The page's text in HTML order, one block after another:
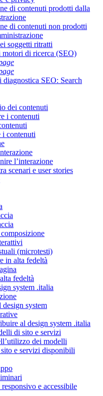
di contenuti prodotti dalla
di contenuti non prodotti
soggetti ritratti
di ricerca (SEO)
SEO: Search
dei contenuti
i contenuti
i contenuti
l’interazione
scenari e user stories
(microtesti)
in alta fedeltà
fedeltà
system .italia
system
al design system .italia
di sito e servizi
dei modelli
e servizi disponibili
e accessibile